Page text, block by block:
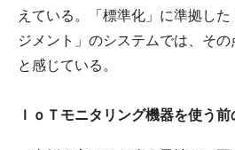
えている。「標準化」に準拠し
ジメント」のシステムでは、そ
と感じている。
ＩｏＴモニタリング機器を使う